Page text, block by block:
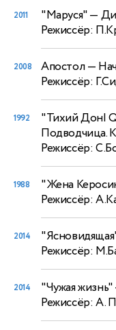
2011 "Маруся"—
Режиссёр:
2008 Апостол—
Режиссёр:
1992 "Тихий Дон|
Подводчица.
Режиссёр:
1988 "Жена
Режиссёр:
2014
Режиссёр:
2014 "Чужая жизнь"
Режиссёр: А.